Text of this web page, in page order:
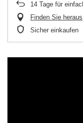
14 Tage für
Finden Sie
Sicher einkaufen